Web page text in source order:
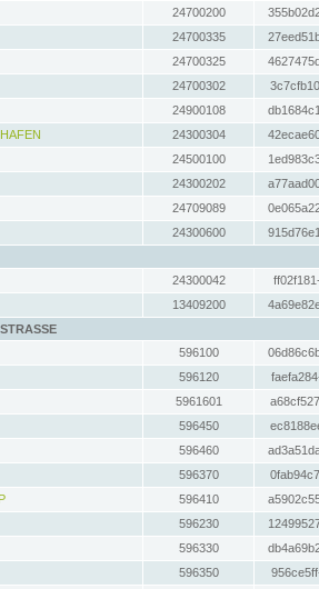
24700200
24700335
24700325
24700302
24900108
24300304
24500100
24300202
24709089
24300600
24300042
13409200
596100
596120
5961601
596450
596460
596370
596410
596230
596330
596350